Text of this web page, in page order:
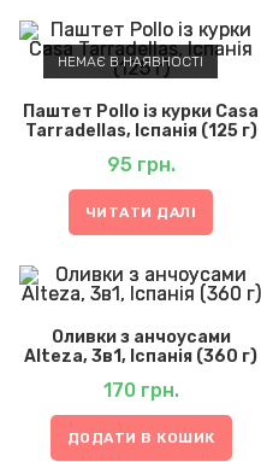
НЕМАЄ В НАЯВНОСТІ
Паштет Pollo із курки Casa
Tarradellas, Іспанія (125 г)
95 грн.
ЧИТАТИ ДАЛІ
Оливки з анчоусами
Alteza, 3в1, Іспанія (360 г)
170 грн.
ДОДАТИ В КОШИК